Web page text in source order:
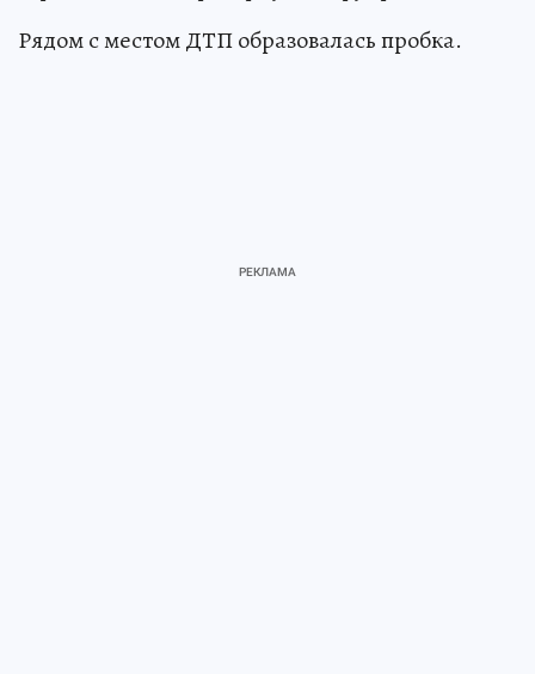
Рядом с местом ДТП образовалась пробка.